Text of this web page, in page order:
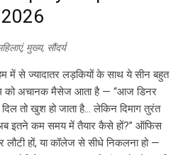
, मुख्य, सौंदर्य
में से ज्यादातर लड़कियों के साथ ये सीन बहुत
को अचानक मैसेज आता है — “आज डिनर
तो खुश हो जाता है… लेकिन दिमाग तुरंत
इतने कम समय में तैयार कैसे हों?” ऑफिस
हों, या कॉलेज से सीधे निकलना हो —